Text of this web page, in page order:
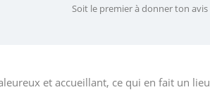
Soit le premier à donner ton avis
et accueillant, ce qui en fait un lieu